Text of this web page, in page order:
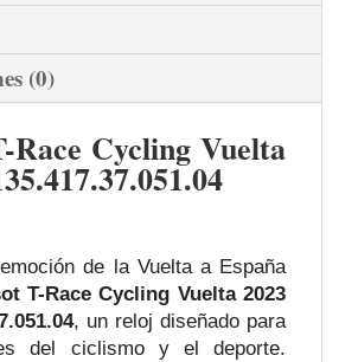
(0)
Race Cycling Vuelta
de la Vuelta a España
T-Race Cycling Vuelta 2023
, un reloj diseñado para
del ciclismo y el deporte.